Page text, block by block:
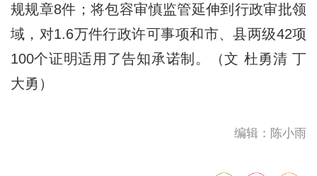
规规章8件；将包容审慎监管延伸到行政审批领
域，对1.6万件行政许可事项和市、县两级42项
100个证明适用了告知承诺制。（文 杜勇清 丁
大勇）
编辑：陈小雨